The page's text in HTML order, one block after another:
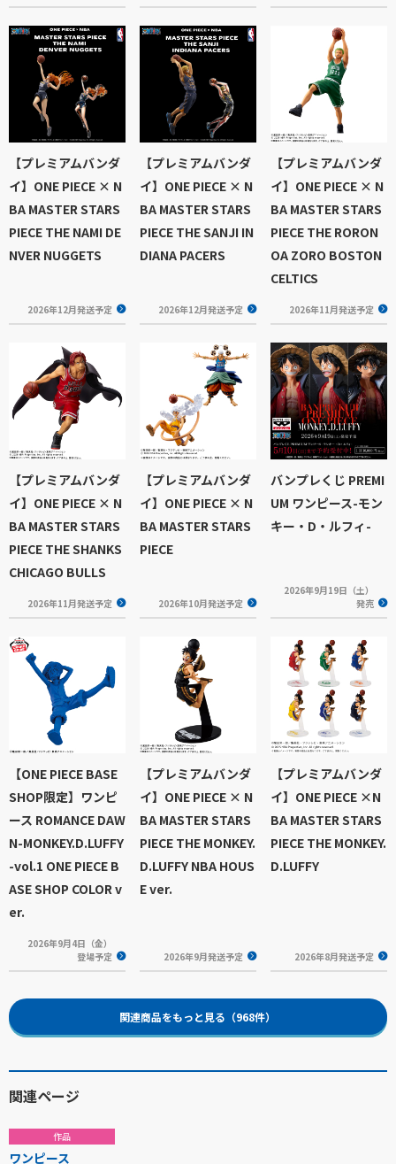
【プレミアムバンダ
イ】ONE PIECE × N
BA MASTER STARS
PIECE THE NAMI DE
NVER NUGGETS
2026年12月発送予定
【プレミアムバンダ
イ】ONE PIECE × N
BA MASTER STARS
PIECE THE SANJI IN
DIANA PACERS
2026年12月発送予定
【プレミアムバンダ
イ】ONE PIECE × N
BA MASTER STARS
PIECE THE RORON
OA ZORO BOSTON
CELTICS
2026年11月発送予定
【プレミアムバンダ
イ】ONE PIECE × N
BA MASTER STARS
PIECE THE SHANKS
CHICAGO BULLS
2026年11月発送予定
【プレミアムバンダ
イ】ONE PIECE × N
BA MASTER STARS
PIECE
2026年10月発送予定
バンプレくじ PREMI
UM ワンピース-モン
キー・D・ルフィ-
2026年9月19日（土）
発売
【ONE PIECE BASE
SHOP限定】ワンピ
ース ROMANCE DAW
N-MONKEY.D.LUFFY
-vol.1 ONE PIECE B
ASE SHOP COLOR v
er.
2026年9月4日（金）
登場予定
【プレミアムバンダ
イ】ONE PIECE × N
BA MASTER STARS
PIECE THE MONKEY.
D.LUFFY NBA HOUS
E ver.
2026年9月発送予定
【プレミアムバンダ
イ】ONE PIECE ×N
BA MASTER STARS
PIECE THE MONKEY.
D.LUFFY
2026年8月発送予定
関連商品をもっと見る（968件）
関連ページ
作品
ワンピース